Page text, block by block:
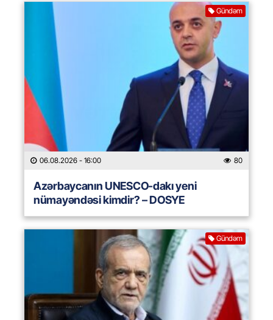
Gündəm
06.08.2026 - 16:00 80
Azərbaycanın UNESCO-dakı yeni
nümayəndəsi kimdir? – DOSYE
Gündəm